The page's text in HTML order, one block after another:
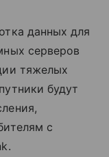
данных для
серверов
тяжелых
будут
с